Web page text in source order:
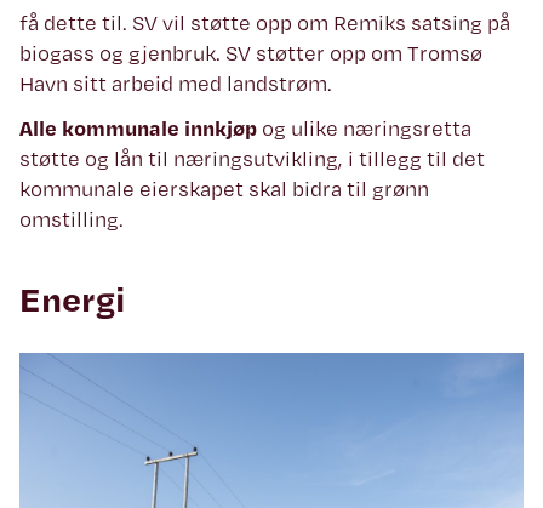
få dette til. SV vil støtte opp om Remiks satsing på
biogass og gjenbruk. SV støtter opp om Tromsø
Havn sitt arbeid med landstrøm.
Alle kommunale innkjøp og ulike næringsretta
støtte og lån til næringsutvikling, i tillegg til det
kommunale eierskapet skal bidra til grønn
omstilling.
Energi